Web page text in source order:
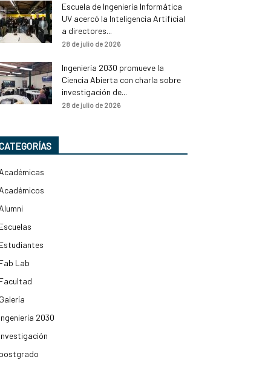
Escuela de Ingeniería Informática
UV acercó la Inteligencia Artificial
a directores...
28 de julio de 2026
Ingeniería 2030 promueve la
Ciencia Abierta con charla sobre
investigación de...
28 de julio de 2026
Académicas
Académicos
Alumni
Escuelas
Estudiantes
Fab Lab
Facultad
Galería
Ingeniería 2030
Investigación
postgrado